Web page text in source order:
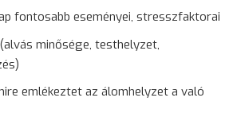
fontosabb eseményei, stresszfaktorai
minősége, testhelyzet,
emlékeztet az álomhelyzet a való